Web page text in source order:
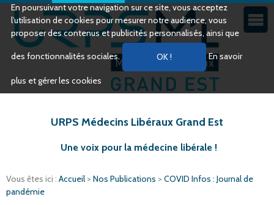
En poursuivant votre navigation sur ce site, vous acceptez
l’utilisation de cookies pour mesurer notre audience, vous
proposer des contenus et publicités personnalisés, ainsi que
des fonctionnalités sociales. En savoir
plus et gérer les cookies
URPS Médecins Libéraux Grand Est
Une voix pour la médecine libérale !
Vous êtes ici : Accueil > Nos Publications > COVID Infos : Journal de
pandémie